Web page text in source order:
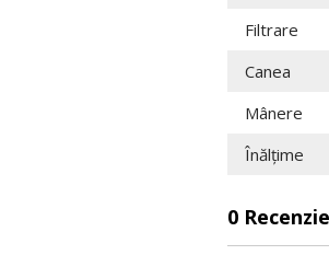
Filtrare
Canea
Mânere
Înălțime
0